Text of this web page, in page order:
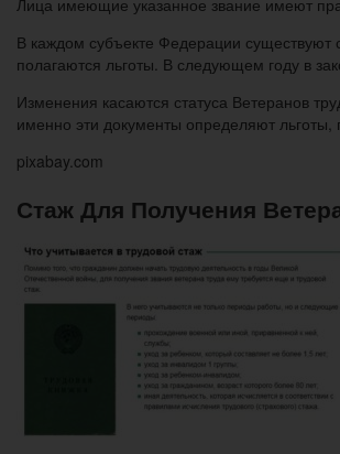
Лица имеющие указанное звание имеют
В каждом субъекте Федерации существуют
полагаются льготы. В следующем году в
Изменения касаются статуса Ветеранов
именно эти документы определяют
pixabay.com
Стаж Для Получения